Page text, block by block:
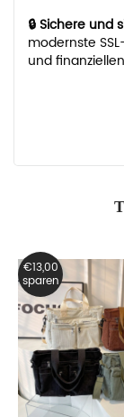
🔒 Sichere und
modernste
und
€13,00
sparen